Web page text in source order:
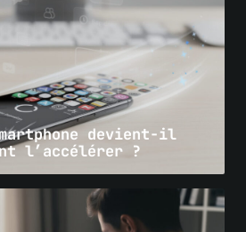
devient-il
l’accélérer ?